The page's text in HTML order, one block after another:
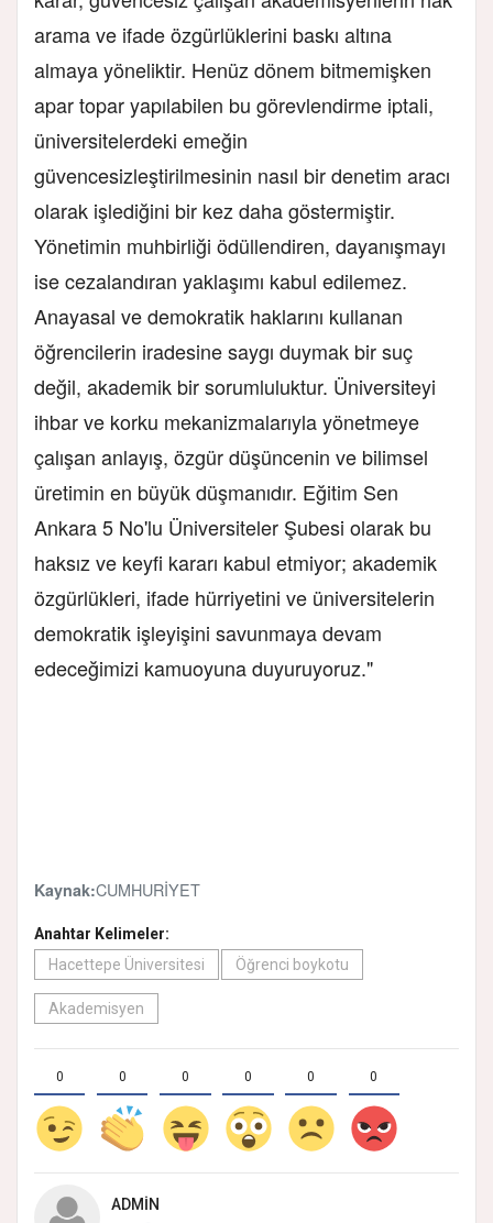
arama ve ifade özgürlüklerini baskı altına
almaya yöneliktir. Henüz dönem bitmemişken
apar topar yapılabilen bu görevlendirme iptali,
üniversitelerdeki emeğin
güvencesizleştirilmesinin nasıl bir denetim aracı
olarak işlediğini bir kez daha göstermiştir.
Yönetimin muhbirliği ödüllendiren, dayanışmayı
ise cezalandıran yaklaşımı kabul edilemez.
Anayasal ve demokratik haklarını kullanan
öğrencilerin iradesine saygı duymak bir suç
değil, akademik bir sorumluluktur. Üniversiteyi
ihbar ve korku mekanizmalarıyla yönetmeye
çalışan anlayış, özgür düşüncenin ve bilimsel
üretimin en büyük düşmanıdır. Eğitim Sen
Ankara 5 No'lu Üniversiteler Şubesi olarak bu
haksız ve keyfi kararı kabul etmiyor; akademik
özgürlükleri, ifade hürriyetini ve üniversitelerin
demokratik işleyişini savunmaya devam
edeceğimizi kamuoyuna duyuruyoruz."
Kaynak:CUMHURİYET
Anahtar Kelimeler:
Hacettepe Üniversitesi
Öğrenci boykotu
Akademisyen
0 0 0 0 0 0
ADMIN